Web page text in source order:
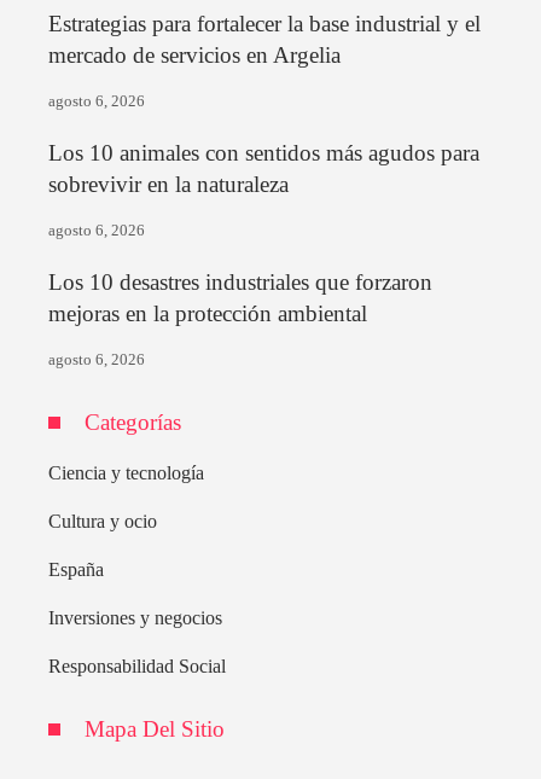
Estrategias para fortalecer la base industrial y el
mercado de servicios en Argelia
agosto 6, 2026
Los 10 animales con sentidos más agudos para
sobrevivir en la naturaleza
agosto 6, 2026
Los 10 desastres industriales que forzaron
mejoras en la protección ambiental
agosto 6, 2026
Categorías
Ciencia y tecnología
Cultura y ocio
España
Inversiones y negocios
Responsabilidad Social
Mapa Del Sitio